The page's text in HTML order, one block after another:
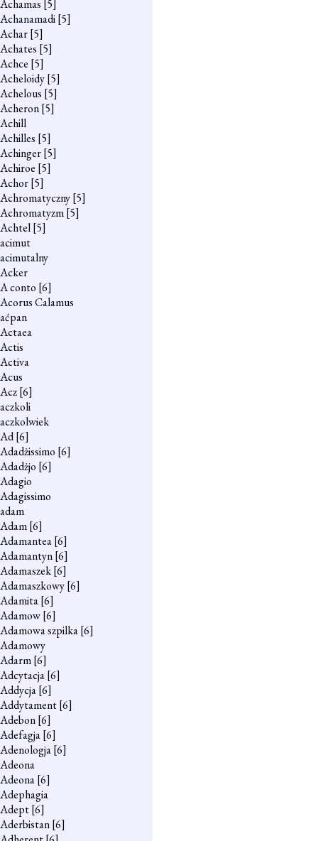
Achamas [5]
Achanamadi[5]
Achar[5]
Achates [5]
Achce [5]
Acheloidy[5]
Achelous [5]
Acheron[5]
Achill
Achilles [5]
Achinger[5]
Achiroe [5]
Achor[5]
Achromatyczny[5]
Achromatyzm[5]
Achtel[5]
acimut
acimutalny
Acker
A conto [6]
Acorus Calamus
aćpan
Actaea
Actis
Activa
Acus
Acz[6]
aczkoli
aczkolwiek
Ad[6]
Adadżissimo [6]
Adadżjo [6]
Adagio
Adagissimo
adam
Adam[6]
Adamantea[6]
Adamantyn[6]
Adamaszek[6]
Adamaszkowy[6]
Adamita[6]
Adamow[6]
Adamowa szpilka[6]
Adamowy
Adarm[6]
Adcytacja[6]
Addycja[6]
Addytament[6]
Adebon[6]
Adefagja[6]
Adenologja[6]
Adeona
Adeona[6]
Adephagia
Adept[6]
Aderbistan[6]